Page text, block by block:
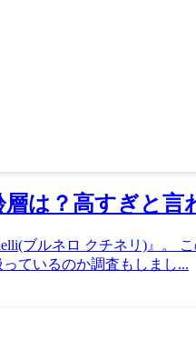
層は？高すぎと
ブルネロ クチネリ)』。
ているのか調査もしまし...